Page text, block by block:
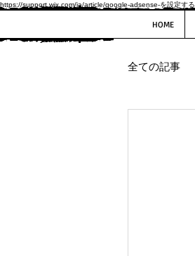
https://support.wix.com/ja/article/google-adsense-を設定する
HOME
全ての記事